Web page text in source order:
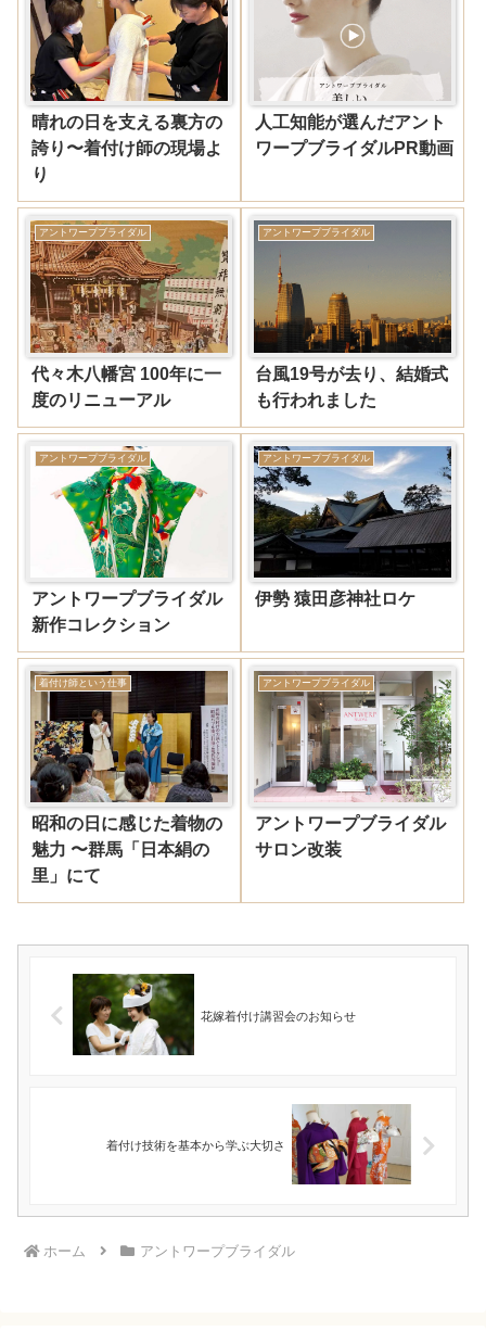
晴れの日を支える裏方の
誇り〜着付け師の現場よ
り
人工知能が選んだアント
ワープブライダルPR動画
アントワープブライダル
代々木八幡宮 100年に一
度のリニューアル
アントワープブライダル
台風19号が去り、結婚式
も行われました
アントワープブライダル
アントワープブライダル
新作コレクション
アントワープブライダル
伊勢 猿田彦神社ロケ
着付け師という仕事
昭和の日に感じた着物の
魅力 〜群馬「日本絹の
里」にて
アントワープブライダル
アントワープブライダル
サロン改装
花嫁着付け講習会のお知らせ
着付け技術を基本から学ぶ大切さ
ホーム アントワープブライダル